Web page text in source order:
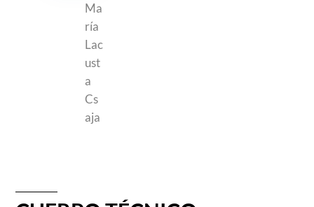
Ma
ría
Lac
ust
a
Cs
aja